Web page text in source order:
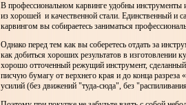
В профессиональном карвинге удобны
из хорошей и качественной стали. Единственный и
карвингом вы собираетесь заниматься
Однако перед тем как вы соберетесь отдать за
как добиться хороших результатов в
хорошо отточенный режущий инструмент,
писчую бумагу от верхнего края и до конца
усилий (без движений "туда-сюда", без